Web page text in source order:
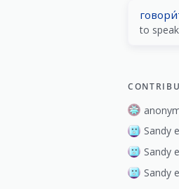
to speak
Sandy
Sandy
Sandy